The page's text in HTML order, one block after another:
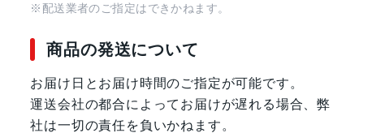
※配送業者のご指定はできかねます。
商品の発送について
お届け日とお届け時間のご指定が可能です。
運送会社の都合によってお届けが遅れる場合、弊
社は一切の責任を負いかねます。